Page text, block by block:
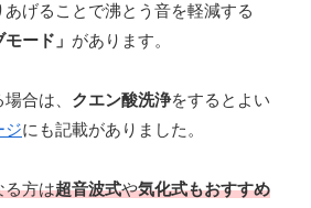
げることで沸とう音を軽減する
ード」 があります。
合は、 クエン酸洗浄をするとよい
ジにも記載がありました。
る方は超音波式や気化式もおすすめ